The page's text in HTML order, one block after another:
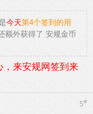
今天第4个签到的用
额外获得了 安规金币
，来安规网签到来
5#